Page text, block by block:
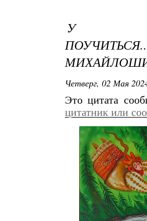
У
Четверг, 02 Мая
Это цитата
цитатник или